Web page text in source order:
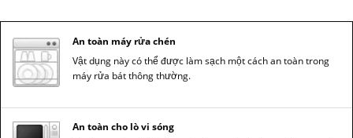
An toàn máy rửa chén
Vật dụng này có thể được làm sạch một cách an toàn trong
máy rửa bát thông thường.
An toàn cho lò vi sóng